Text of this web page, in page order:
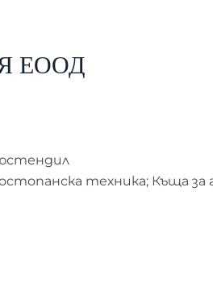
ЕООД
техника; Къща